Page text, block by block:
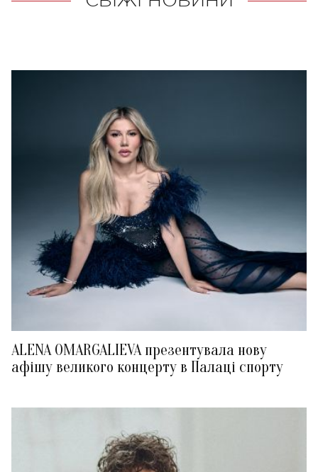
ALENA OMARGALIEVA презентувала нову
афішу великого концерту в Палаці спорту